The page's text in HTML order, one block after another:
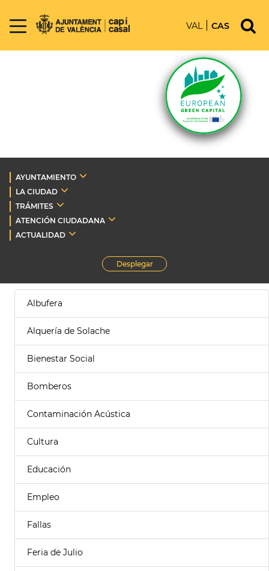
VAL CAS
AYUNTAMIENTO
LA CIUDAD
TRÁMITES
ATENCIÓN CIUDADANA
ACTUALIDAD
Desplegar
Albufera
Alquería de Solache
Bienestar Social
Bomberos
Contaminación Acústica
Cultura
Educación
Empleo
Fallas
Feria de Julio